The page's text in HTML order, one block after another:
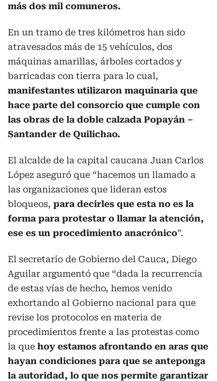
más dos mil comuneros.
En un tramo de tres kilómetros han sido
atravesados más de 15 vehículos, dos
máquinas amarillas, árboles cortados y
barricadas con tierra para lo cual,
manifestantes utilizaron maquinaria que
hace parte del consorcio que cumple con
las obras de la doble calzada Popayán –
Santander de Quilichao.
El alcalde de la capital caucana Juan Carlos
López aseguró que “hacemos un llamado a
las organizaciones que lideran estos
bloqueos, para decirles que esta no es la
forma para protestar o llamar la atención,
ese es un procedimiento anacrónico”.
El secretario de Gobierno del Cauca, Diego
Aguilar argumentó que “dada la recurrencia
de estas vías de hecho, hemos venido
exhortando al Gobierno nacional para que
revise los protocolos en materia de
procedimientos frente a las protestas como
la que hoy estamos afrontando en aras que
hayan condiciones para que se anteponga
la autoridad, lo que nos permite garantizar